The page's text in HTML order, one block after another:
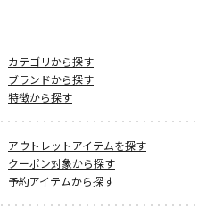
カテゴリから探す
ブランドから探す
特徴から探す
アウトレットアイテムを探す
クーポン対象から探す
予約アイテムから探す